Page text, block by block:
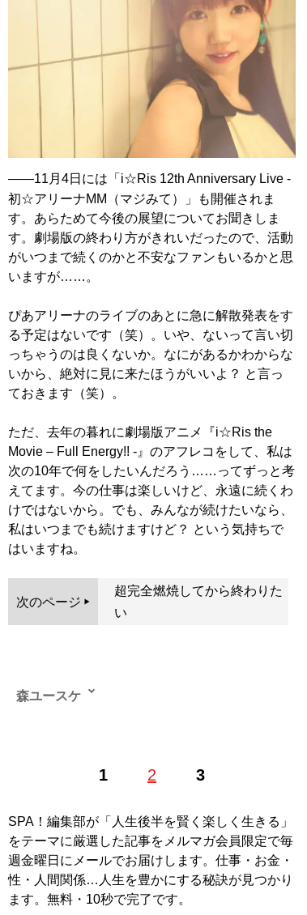
――11月4日には「i☆Ris 12th Anniversary Live ‐
初☆アリーナMM（マジみて）」も開催されま
す。あらためて今後の展望についてお聞きしま
す。劇場版の終わり方がきれいだったので、活動
がいつまで続くのかと不安なファンもいるかと思
いますが……。
ぴあアリーナのライブのあとに急に解散発表をす
る予定はないです（笑）。いや、ないって言い切
っちゃうのは良くないか。なにがあるかわからな
いから、絶対に見に来たほうがいいよ？ と言っ
ておきます（笑）。
ただ、去年の暮れに劇場版アニメ『i☆Ris the
Movie – Full Energy!! -』のアフレコをして、私は
次の10年で何をしたいんだろう……ってずっと考
えてます。今の仕事は楽しいけど、永遠に続くわ
けではないから。でも、みんなが続けたいなら、
私はいつまでも続けますけど？ という気持ちで
はいますね。
次のページ
超完全燃焼してから終わりた
い
1 2 3
森ユースケ
SPA！編集部が「人生後半を賢く楽しく生きる」
をテーマに厳選した記事をメルマガ会員限定で毎
週金曜日にメールでお届けします。仕事・お金・
性・人間関係…人生を豊かにする秘訣が見つかり
ます。無料・10秒で完了です。